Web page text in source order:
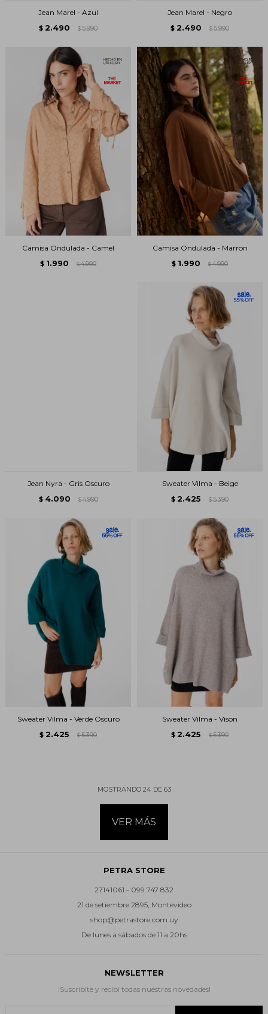
Jean Marel - Azul
$ 2.490 $ 5.990
Jean Marel - Negro
$ 2.490 $ 5.990
Camisa Ondulada - Camel
$ 1.990 $ 4.990
Camisa Ondulada - Marron
$ 1.990 $ 4.990
Jean Nyra - Gris Oscuro
$ 4.090 $ 4.990
Sweater Vilma - Beige
$ 2.425 $ 5.390
Sweater Vilma - Verde Oscuro
$ 2.425 $ 5.390
Sweater Vilma - Vison
$ 2.425 $ 5.390
MOSTRANDO 24DE 63
VER MÁS
PETRA STORE
27141061 - 099 747 832
21 de setiembre 2895, Montevideo
shop@petrastore.com.uy
De lunes a sábados de 11 a 20hs
NEWSLETTER
¡Suscribite y recibí todas nuestras novedades!